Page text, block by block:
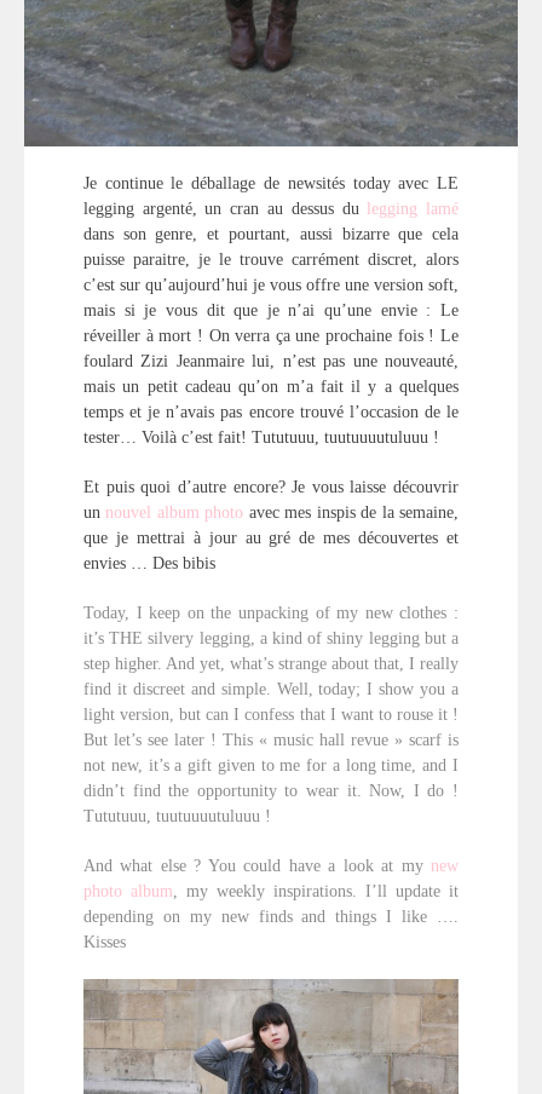
Je continue le déballage de newsités today avec LE
legging argenté, un cran au dessus du legging lamé
dans son genre, et pourtant, aussi bizarre que cela
puisse paraitre, je le trouve carrément discret, alors
c’est sur qu’aujourd’hui je vous offre une version soft,
mais si je vous dit que je n’ai qu’une envie : Le
réveiller à mort ! On verra ça une prochaine fois ! Le
foulard Zizi Jeanmaire lui, n’est pas une nouveauté,
mais un petit cadeau qu’on m’a fait il y a quelques
temps et je n’avais pas encore trouvé l’occasion de le
tester… Voilà c’est fait! Tututuuu, tuutuuuutuluuu !
Et puis quoi d’autre encore? Je vous laisse découvrir
un nouvel album photo avec mes inspis de la semaine,
que je mettrai à jour au gré de mes découvertes et
envies … Des bibis
Today, I keep on the unpacking of my new clothes :
it’s THE silvery legging, a kind of shiny legging but a
step higher. And yet, what’s strange about that, I really
find it discreet and simple. Well, today; I show you a
light version, but can I confess that I want to rouse it !
But let’s see later ! This « music hall revue » scarf is
not new, it’s a gift given to me for a long time, and I
didn’t find the opportunity to wear it. Now, I do !
Tututuuu, tuutuuuutuluuu !
And what else ? You could have a look at my new
photo album , my weekly inspirations. I’ll update it
depending on my new finds and things I like ….
Kisses